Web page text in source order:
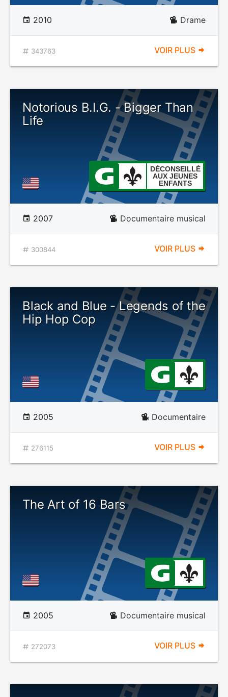
2010 Drame
343763 VOIR PLUS
Notorious B.I.G. - Bigger Than
Life
DÉCONSEILLÉ
AUX JEUNES
ENFANTS
2007 Documentaire musical
300844 VOIR PLUS
Black and Blue - Legends of the
Hip Hop Cop
2005 Documentaire
276115 VOIR PLUS
The Art of 16 Bars
2005 Documentaire musical
272073 VOIR PLUS